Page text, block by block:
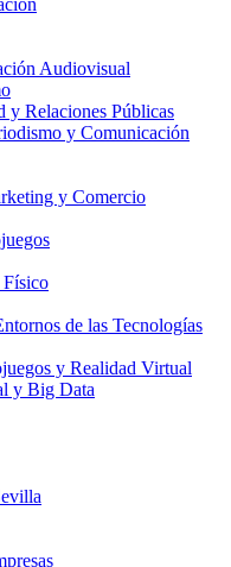
Audiovisual
y Relaciones Públicas
y Comunicación
y Comercio
de las Tecnologías
y Realidad Virtual
y Big Data